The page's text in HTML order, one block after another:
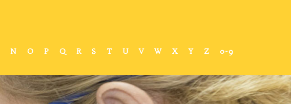
N O P Q R S T U V W X Y Z 0-9